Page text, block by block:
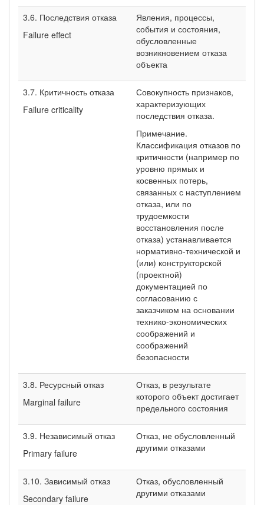
3.6. Последствия отказа
Failure effect
Явления, процессы,
события и состояния,
обусловленные
возникновением отказа
объекта
3.7. Критичность отказа
Failure criticality
Совокупность признаков,
характеризующих
последствия отказа.
Примечание.
Классификация отказов по
критичности (например по
уровню прямых и
косвенных потерь,
связанных с наступлением
отказа, или по
трудоемкости
восстановления после
отказа) устанавливается
нормативно-технической и
(или) конструкторской
(проектной)
документацией по
согласованию с
заказчиком на основании
технико-экономических
соображений и
соображений
безопасности
3.8. Ресурсный отказ
Marginal failure
Отказ, в результате
которого объект достигает
предельного состояния
3.9. Независимый отказ
Primary failure
Отказ, не обусловленный
другими отказами
3.10. Зависимый отказ
Secondary failure
Отказ, обусловленный
другими отказами